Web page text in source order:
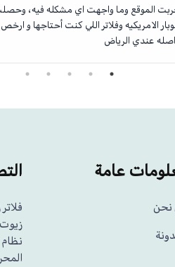
الموقع وما واجهت اي مشكله فيه،
الامريكيه وفلاتر اللي كنت أحتاجها و
عندي الرياض
عامة
نحن
زيوت
نظام